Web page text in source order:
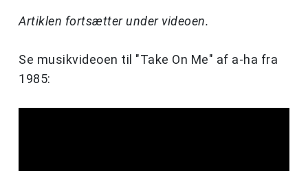
Artiklen fortsætter under videoen.
Se musikvideoen til "Take On Me" af a-ha fra
1985: